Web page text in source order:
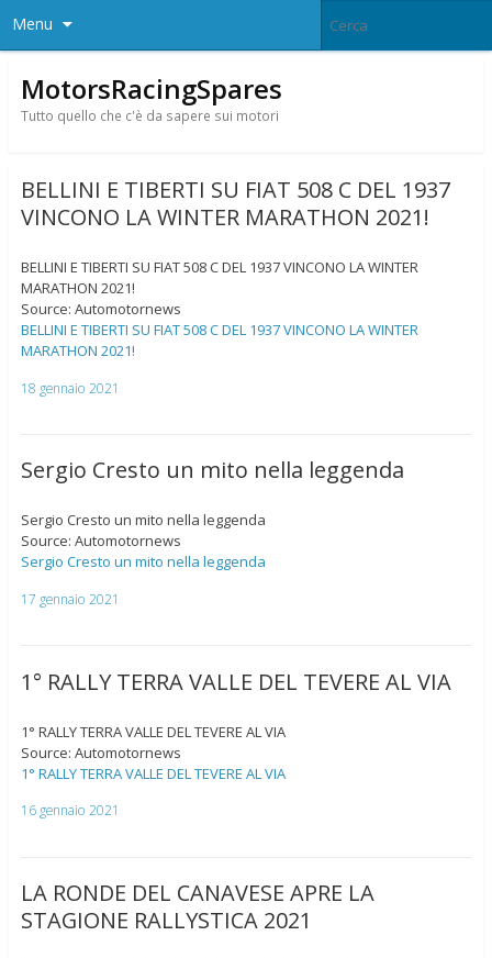
Menu
MotorsRacingSpares
Tutto quello che c'è da sapere sui motori
BELLINI E TIBERTI SU FIAT 508 C DEL 1937
VINCONO LA WINTER MARATHON 2021!
BELLINI E TIBERTI SU FIAT 508 C DEL 1937 VINCONO LA WINTER
MARATHON 2021!
Source: Automotornews
BELLINI E TIBERTI SU FIAT 508 C DEL 1937 VINCONO LA WINTER
MARATHON 2021!
18 gennaio 2021
Sergio Cresto un mito nella leggenda
Sergio Cresto un mito nella leggenda
Source: Automotornews
Sergio Cresto un mito nella leggenda
17 gennaio 2021
1° RALLY TERRA VALLE DEL TEVERE AL VIA
1° RALLY TERRA VALLE DEL TEVERE AL VIA
Source: Automotornews
1° RALLY TERRA VALLE DEL TEVERE AL VIA
16 gennaio 2021
LA RONDE DEL CANAVESE APRE LA
STAGIONE RALLYSTICA 2021